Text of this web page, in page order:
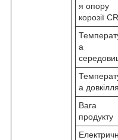
я опору
корозії
а
а довкілля
Вага
продукту